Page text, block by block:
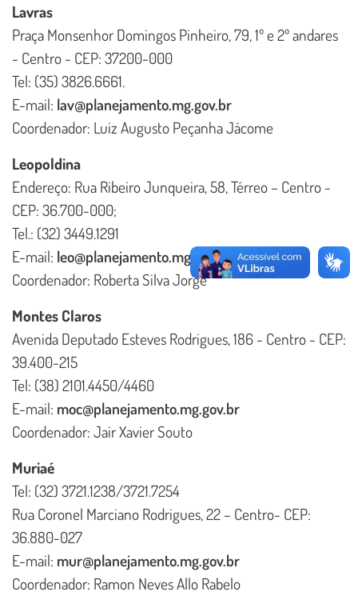
Lavras
Praça Monsenhor Domingos Pinheiro, 79, 1º e 2º andares
- Centro - CEP: 37200-000
Tel: (35) 3826.6661.
E-mail: lav@planejamento.mg.gov.br
Coordenador: Luiz Augusto Peçanha Jácome
Leopoldina
Endereço: Rua Ribeiro Junqueira, 58, Térreo – Centro -
CEP: 36.700-000;
Tel.: (32) 3449.1291
E-mail: leo@planejamento.mg.gov.br
Coordenador: Roberta Silva Jorge
Montes Claros
Avenida Deputado Esteves Rodrigues, 186 - Centro - CEP:
39.400-215
Tel: (38) 2101.4450/4460
E-mail: moc@planejamento.mg.gov.br
Coordenador: Jair Xavier Souto
Muriaé
Tel: (32) 3721.1238/3721.7254
Rua Coronel Marciano Rodrigues, 22 – Centro- CEP:
36.880-027
E-mail: mur@planejamento.mg.gov.br
Coordenador: Ramon Neves Allo Rabelo